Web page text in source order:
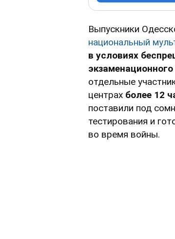
Выпускники
национальный
в условиях
отдельные
центрах более 12
поставили под
тестирования и
во время войны.